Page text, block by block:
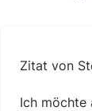
Zitat von
Ich möchte